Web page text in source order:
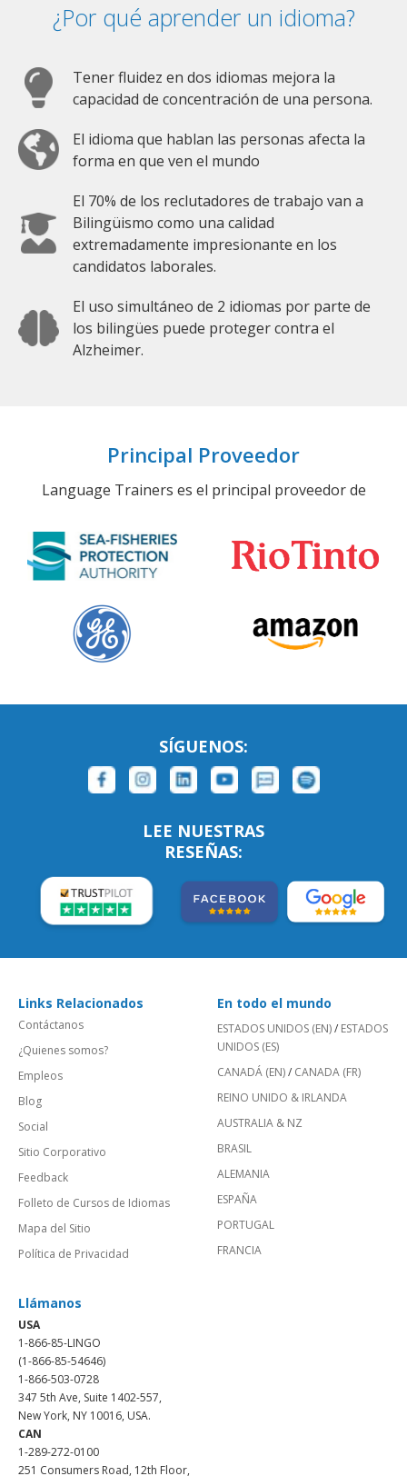
¿Por qué aprender un idioma?
Tener fluidez en dos idiomas mejora la
capacidad de concentración de una persona.
El idioma que hablan las personas afecta la
forma en que ven el mundo
El 70% de los reclutadores de trabajo van a
Bilingüismo como una calidad
extremadamente impresionante en los
candidatos laborales.
El uso simultáneo de 2 idiomas por parte de
los bilingües puede proteger contra el
Alzheimer.
Principal Proveedor
Language Trainers es el principal proveedor de
SÍGUENOS:
LEE NUESTRAS
RESEÑAS:
Links Relacionados
Contáctanos
¿Quienes somos?
Empleos
Blog
Social
Sitio Corporativo
Feedback
Folleto de Cursos de Idiomas
Mapa del Sitio
Política de Privacidad
En todo el mundo
ESTADOS UNIDOS (EN)/ ESTADOS
UNIDOS (ES)
CANADÁ (EN)/ CANADA (FR)
REINO UNIDO & IRLANDA
AUSTRALIA & NZ
BRASIL
ALEMANIA
ESPAÑA
PORTUGAL
FRANCIA
Llámanos
USA
1-866-85-LINGO
(1-866-85-54646)
1-866-503-0728
347 5th Ave, Suite 1402-557,
New York, NY 10016, USA.
CAN
1-289-272-0100
251 Consumers Road, 12th Floor,